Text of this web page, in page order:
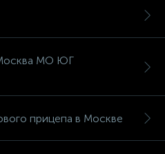
МО ЮГ
прицепа в Москве